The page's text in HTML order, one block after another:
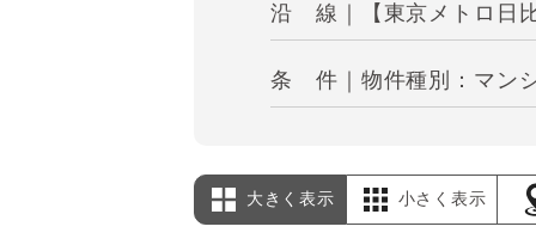
沿 線｜【東京メトロ日
条 件｜物件種別：マン
大きく表示 小さく表示